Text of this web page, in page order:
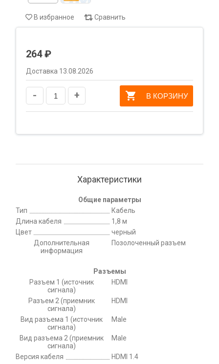
В избранное Сравнить
264 ₽
Доставка 13.08.2026
- + В КОРЗИНУ
Характеристики
Общие параметры
Тип
Кабель
Длина кабеля
1,8 м
Цвет
черный
Дополнительная
информация
Позолоченный разъем
Разъемы
Разъем 1 (источник
сигнала)
HDMI
Разъем 2 (приемник
сигнала)
HDMI
Вид разъема 1 (источник
сигнала)
Male
Вид разъема 2 (приемник
сигнала)
Male
Версия кабеля HDMI 1.4